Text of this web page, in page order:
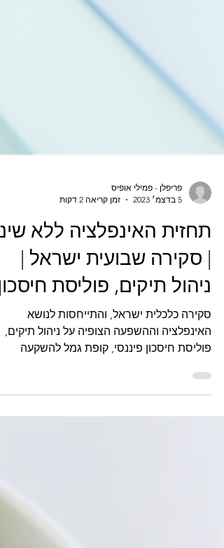
5 בדצמ׳ 2023
זמן קריאה 2 דקות
תחזית האינפלציה ללא
| סקירה שבועית ישראל |
ניהול תיקים, פוליסת
סקירה כלכלית ישראל, והתייחסות לנושא
פוליסת חיסכון פיננסי, קופת גמל להשקעה
ומסלולי השקעה שונים. הראל